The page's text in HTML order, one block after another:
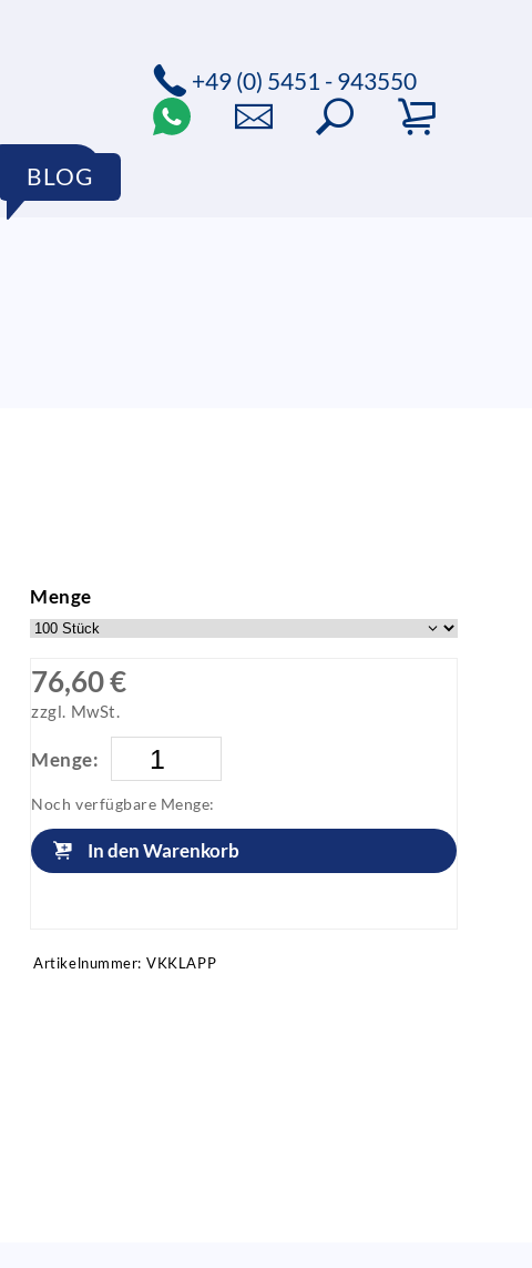
SHOP
BLOG
+49 (0) 5451 - 943550
Menge
76,60 €
zzgl. MwSt.
Menge:
Noch verfügbare Menge:
In den Warenkorb
Artikelnummer: VKKLAPP